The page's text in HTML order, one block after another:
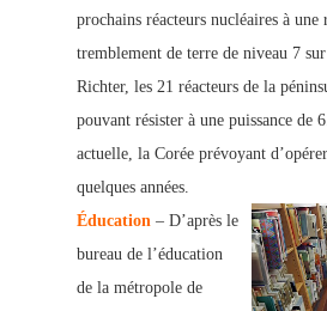
prochains réacteurs nucléaires à une
tremblement de terre de niveau 7
Richter, les 21 réacteurs de la
pouvant résister à une puissance de
actuelle, la Corée prévoyant
quelques années.
Éducation – D’après le
bureau de l’éducation
de la métropole de